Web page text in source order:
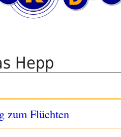
Hepp
zum Flüchten